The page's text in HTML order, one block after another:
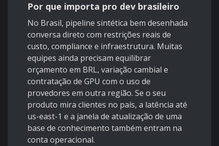
Por que importa pro dev brasileiro
No Brasil, pipeline sintética bem desenhada
conversa direto com restrições reais de
custo, compliance e infraestrutura. Muitas
equipes ainda precisam equilibrar
orçamento em BRL, variação cambial e
contratação de GPU com o uso de
provedores em outra região. Se o seu
produto mira clientes no país, a latência até
us-east-1 e a janela de atualização de uma
base de conhecimento também entram na
conta operacional.